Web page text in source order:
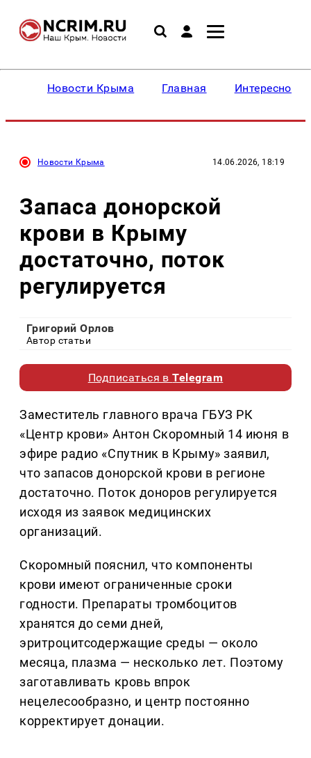
Новости Крыма Главная Интересное
Новости Крыма 14.06.2026, 18:19
Запаса донорской
крови в Крыму
достаточно, поток
регулируется
Григорий Орлов
Автор статьи
Подписаться вTelegram
Заместитель главного врача ГБУЗ РК
«Центр крови» Антон Скоромный 14 июня в
эфире радио «Спутник в Крыму» заявил,
что запасов донорской крови в регионе
достаточно. Поток доноров регулируется
исходя из заявок медицинских
организаций.
Скоромный пояснил, что компоненты
крови имеют ограниченные сроки
годности. Препараты тромбоцитов
хранятся до семи дней,
эритроцитсодержащие среды — около
месяца, плазма — несколько лет. Поэтому
заготавливать кровь впрок
нецелесообразно, и центр постоянно
корректирует донации.